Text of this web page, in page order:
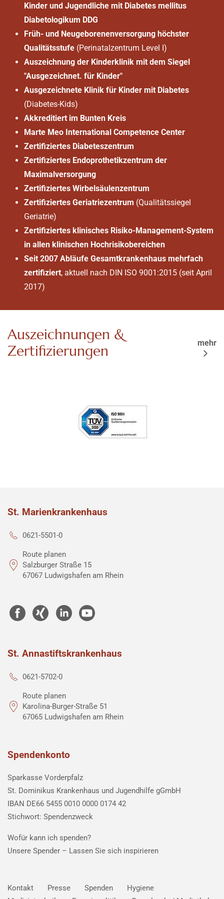
Kinder und Jugendliche mit Diabetes mellitus
Diabetologikum DDG
Früh- und Neugeborenenversorgung höchster
Qualitätsstufe (Perinatalzentrum Level I)
Auszeichnung der Kinderklinik mit dem Siegel
"Ausgezeichnet. für Kinder"
Ausgezeichnete Klinik für Kinder mit Diabetes
(Diabetes-Kids)
Akkreditiert im Bunten Kreis
Marte Meo International Competence Center
Zertifiziertes Diabeteszentrum
Zertifiziertes Endoprothetikzentrum der
Maximalversorgung
Zertifiziertes Wirbelsäulenzentrum
Zertifiziertes Geriatriezentrum (Qualitätssiegel
Geriatrie)
Zertifiziertes klinisches Risiko-Management-System
in allen klinischen Hochrisikobereichen
Seit 2007 Abläufe Gesamtkrankenhaus mehrfach
zertifiziert, aktuell nach DIN ISO 9001:2015 (seit April
2017)
Auszeichnungen &
Zertifizierungen
mehr
St. Marienkrankenhaus
0621-5501-0
Route planen
Salzburger Straße 15
67067 Ludwigshafen am Rhein
St. Annastiftskrankenhaus
0621-5702-0
Route planen
Karolina-Burger-Straße 51
67065 Ludwigshafen am Rhein
Spendenkonto
Sparkasse Vorderpfalz
St. Dominikus Krankenhaus und Jugendhilfe gGmbH
IBAN DE66 5455 0010 0000 0174 42
Stichwort: Spendenzweck
Wofür kann ich spenden?
Unsere Spender – Lassen Sie sich inspirieren
Kontakt Presse Spenden
Hygiene